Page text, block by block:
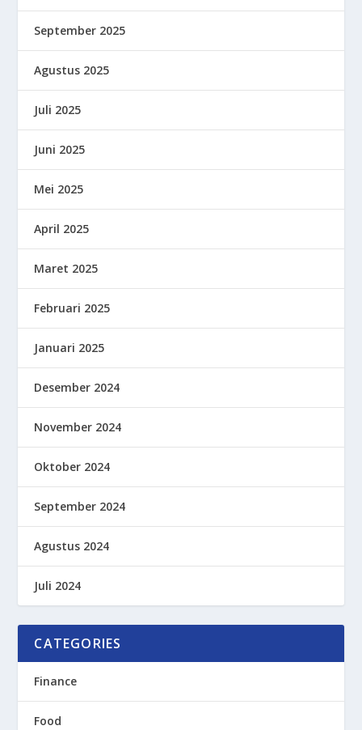
September 2025
Agustus 2025
Juli 2025
Juni 2025
Mei 2025
April 2025
Maret 2025
Februari 2025
Januari 2025
Desember 2024
November 2024
Oktober 2024
September 2024
Agustus 2024
Juli 2024
CATEGORIES
Finance
Food